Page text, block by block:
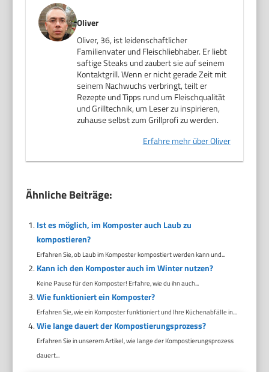
Oliver
Oliver, 36, ist leidenschaftlicher
Familienvater und Fleischliebhaber. Er liebt
saftige Steaks und zaubert sie auf seinem
Kontaktgrill. Wenn er nicht gerade Zeit mit
seinem Nachwuchs verbringt, teilt er
Rezepte und Tipps rund um Fleischqualität
und Grilltechnik, um Leser zu inspirieren,
zuhause selbst zum Grillprofi zu werden.
Erfahre mehr über Oliver
Ähnliche Beiträge:
Ist es möglich, im Komposter auch Laub zu
kompostieren?
Erfahren Sie, ob Laub im Komposter kompostiert werden kann und...
Kann ich den Komposter auch im Winter nutzen?
Keine Pause für den Komposter! Erfahre, wie du ihn auch...
Wie funktioniert ein Komposter?
Erfahren Sie, wie ein Komposter funktioniert und Ihre Küchenabfälle in...
Wie lange dauert der Kompostierungsprozess?
Erfahren Sie in unserem Artikel, wie lange der Kompostierungsprozess
dauert...